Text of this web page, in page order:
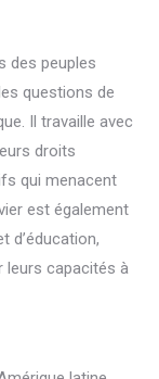
des peuples
questions de
Il travaille avec
droits
qui menacent
est également
d’éducation,
leurs capacités à